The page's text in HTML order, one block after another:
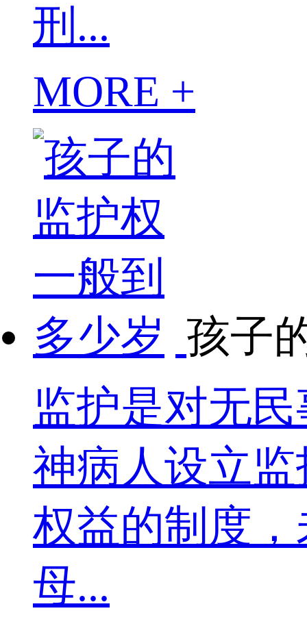
刑...
MORE +
孩子
监护是对无
神病人设立
权益的制度
母...